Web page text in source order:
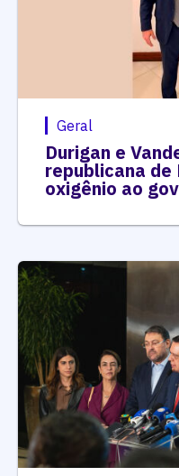
Geral
Durigan e
republicana de
oxigênio ao